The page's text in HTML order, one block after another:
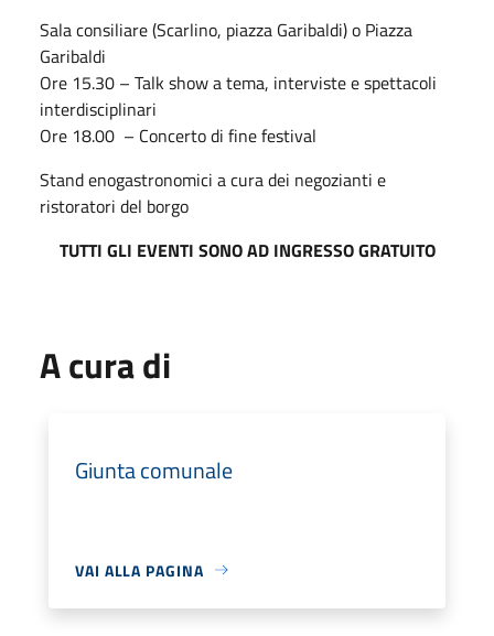
Sala consiliare (Scarlino, piazza Garibaldi) o Piazza
Garibaldi
Ore 15.30 – Talk show a tema, interviste e spettacoli
interdisciplinari
Ore 18.00 – Concerto di fine festival
Stand enogastronomici a cura dei negozianti e
ristoratori del borgo
TUTTI GLI EVENTI SONO AD INGRESSO GRATUITO
A cura di
Giunta comunale
VAI ALLA PAGINA